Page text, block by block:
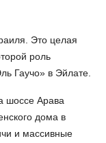
Это целая
роль
Гаучо» в Эйлате.
шоссе Арава
дома в
и массивные